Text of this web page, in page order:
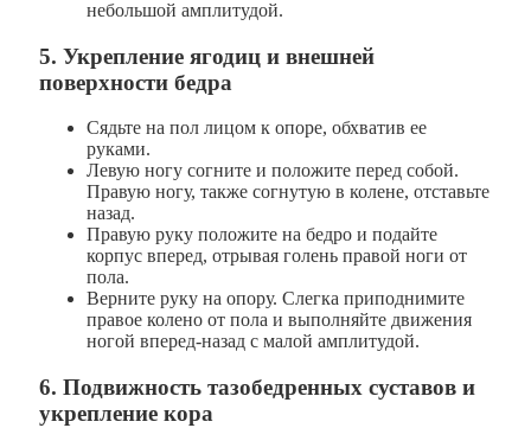
небольшой амплитудой.
5. Укрепление ягодиц и внешней
поверхности бедра
Сядьте на пол лицом к опоре, обхватив ее
руками.
Левую ногу согните и положите перед собой.
Правую ногу, также согнутую в колене, отставьте
назад.
Правую руку положите на бедро и подайте
корпус вперед, отрывая голень правой ноги от
пола.
Верните руку на опору. Слегка приподнимите
правое колено от пола и выполняйте движения
ногой вперед-назад с малой амплитудой.
6. Подвижность тазобедренных суставов и
укрепление кора